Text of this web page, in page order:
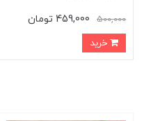
500,000 459,000 تومان